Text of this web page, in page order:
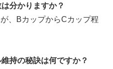
分かりますか？
、BカップからCカップ程
持の秘訣は何ですか？